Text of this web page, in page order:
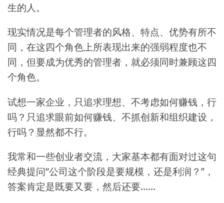
生的人。
现实情况是每个管理者的风格、特点、优势有所不
同，在这四个角色上所表现出来的强弱程度也不
同，但要成为优秀的管理者，就必须同时兼顾这四
个角色。
试想一家企业，只追求理想、不考虑如何赚钱，行
吗？只追求眼前如何赚钱、不抓创新和组织建设，
行吗？显然都不行。
我常和一些创业者交流，大家基本都有面对过这句
经典提问“公司这个阶段是要规模，还是利润？”，
答案肯定是既要又要，然后还要……